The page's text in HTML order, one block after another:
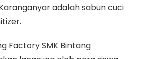
adalah sabun cuci
Factory SMK Bintang